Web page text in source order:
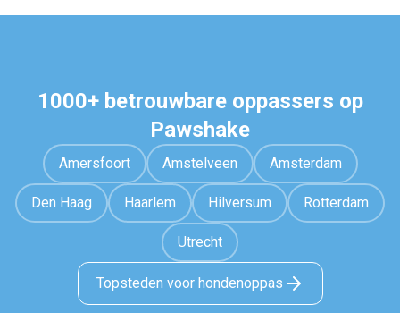
1000+ betrouwbare oppassers op
Pawshake
Amersfoort Amstelveen Amsterdam
Den Haag Haarlem Hilversum Rotterdam
Utrecht
Topsteden voor hondenoppas